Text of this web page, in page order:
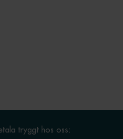
tryggt hos oss: